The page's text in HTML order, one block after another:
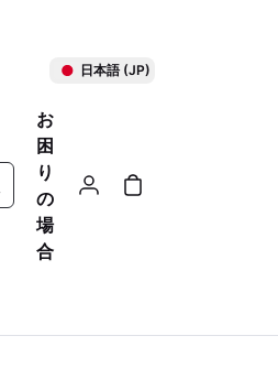
日本語 (JP)
お
困
り
の
場
合